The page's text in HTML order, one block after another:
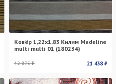
Ковёр 1,22х1,83 Килим Madeline
multi multi 01 (180234)
42 875 ₽ 21 438 ₽